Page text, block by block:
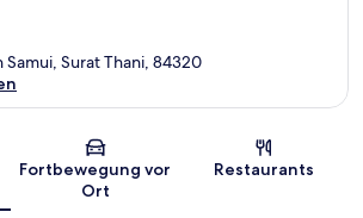
Karte
Samui, Surat Thani, 84320
Fortbewegung vor
Ort
Restaurants